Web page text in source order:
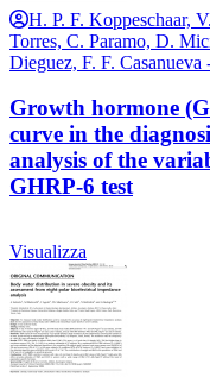
H. P. F. Koppeschaar,
Torres, C. Paramo, D.
Dieguez, F. F.
Growth hormone
curve in the
analysis of the
GHRP-6 test
Visualizza